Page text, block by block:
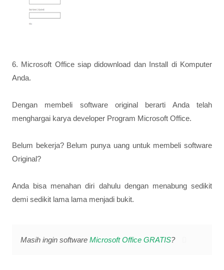
6. Microsoft Office siap didownload dan Install di Komputer
Anda.
Dengan membeli software original berarti Anda telah
menghargai karya developer Program Microsoft Office.
Belum bekerja? Belum punya uang untuk membeli software
Original?
Anda bisa menahan diri dahulu dengan menabung sedikit
demi sedikit lama lama menjadi bukit.
Masih ingin software Microsoft Office GRATIS?